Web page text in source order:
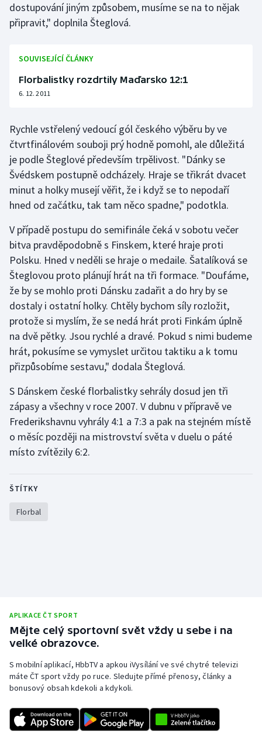
Motorsport
Plavání
Plážový volejbal
Ragby
Rychlobruslení
Rychlostní kanoistika
Short track
Sportovní střelba
Stolní tenis
Triatlon
Veslování
Volejbal
Ostatní
dostupování jiným způsobem, musíme se na to nějak
připravit," doplnila Šteglová.
SOUVISEJÍCÍ ČLÁNKY
Florbalistky rozdrtily Maďarsko 12:1
6. 12. 2011
Rychle vstřelený vedoucí gól českého výběru by ve
čtvrtfinálovém souboji prý hodně pomohl, ale důležitá
je podle Šteglové především trpělivost. "Dánky se
Švédskem postupně odcházely. Hraje se třikrát dvacet
minut a holky musejí věřit, že i když se to nepodaří
hned od začátku, tak tam něco spadne," podotkla.
V případě postupu do semifinále čeká v sobotu večer
bitva pravděpodobně s Finskem, které hraje proti
Polsku. Hned v neděli se hraje o medaile. Šatalíková se
Šteglovou proto plánují hrát na tři formace. "Doufáme,
že by se mohlo proti Dánsku zadařit a do hry by se
dostaly i ostatní holky. Chtěly bychom síly rozložit,
protože si myslím, že se nedá hrát proti Finkám úplně
na dvě pětky. Jsou rychlé a dravé. Pokud s nimi budeme
hrát, pokusíme se vymyslet určitou taktiku a k tomu
přizpůsobíme sestavu," dodala Šteglová.
S Dánskem české florbalistky sehrály dosud jen tři
zápasy a všechny v roce 2007. V dubnu v přípravě ve
Frederikshavnu vyhrály 4:1 a 7:3 a pak na stejném místě
o měsíc později na mistrovství světa v duelu o páté
místo zvítězily 6:2.
ŠTÍTKY
Florbal
APLIKACE ČT SPORT
Mějte celý sportovní svět vždy u sebe i na
velké obrazovce.
S mobilní aplikací, HbbTV a apkou iVysílání ve své chytré televizi
máte ČT sport vždy po ruce. Sledujte přímé přenosy, články a
bonusový obsah kdekoli a kdykoli.